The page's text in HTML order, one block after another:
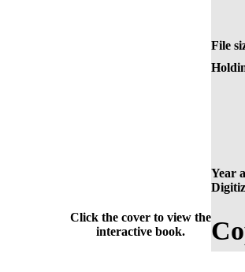
File
Year
Click the cover to view the
interactive book.